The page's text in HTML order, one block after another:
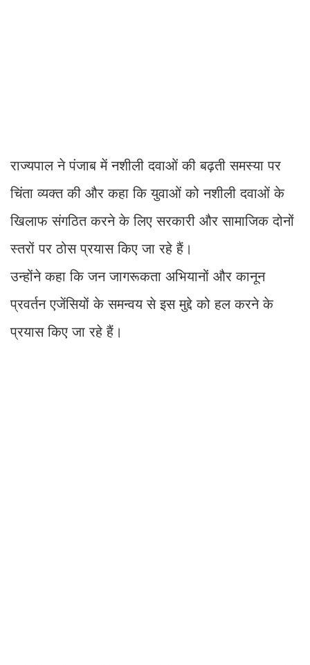
राज्यपाल ने पंजाब में नशीली दवाओं की बढ़ती समस्या पर
चिंता व्यक्त की और कहा कि युवाओं को नशीली दवाओं के
खिलाफ संगठित करने के लिए सरकारी और सामाजिक दोनों
स्तरों पर ठोस प्रयास किए जा रहे हैं।
उन्होंने कहा कि जन जागरूकता अभियानों और कानून
प्रवर्तन एजेंसियों के समन्वय से इस मुद्दे को हल करने के
प्रयास किए जा रहे हैं।